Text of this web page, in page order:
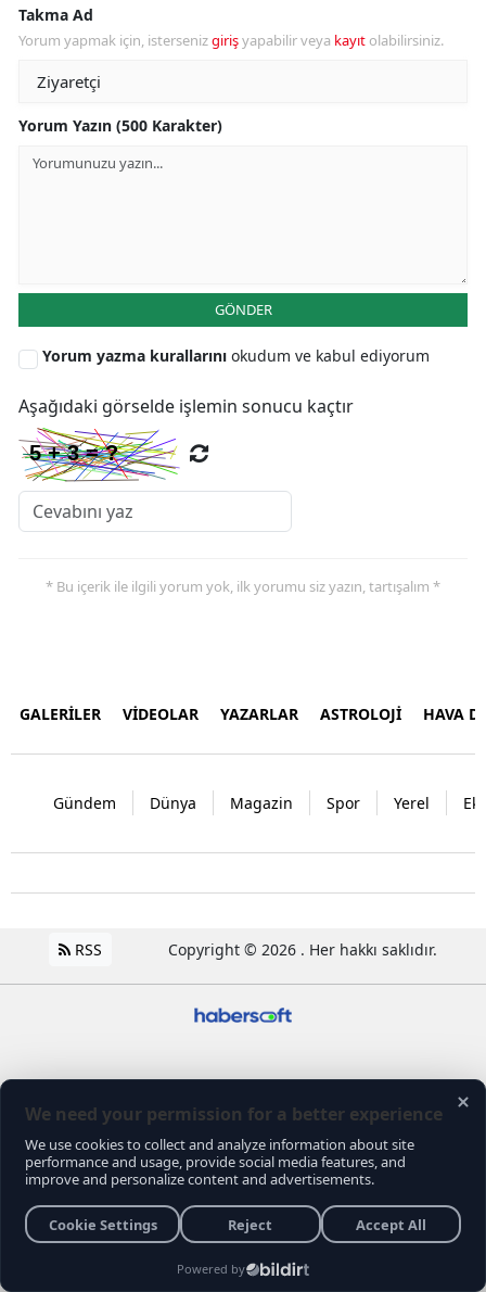
Takma Ad
Yorum yapmak için, istersenizgirişyapabilir veya kayıt olabilirsiniz.
Yorum Yazın (500 Karakter)
GÖNDER
Yorum yazma kurallarını okudum ve kabul ediyorum
Aşağıdaki görselde işlemin sonucu kaçtır
* Bu içerik ile ilgili yorum yok, ilk yorumu siz yazın, tartışalım *
GALERİLER VİDEOLAR YAZARLAR ASTROLOJİ HAVA
Gündem Dünya Magazin Spor Yerel
RSS Copyright © 2026 . Her hakkı saklıdır.